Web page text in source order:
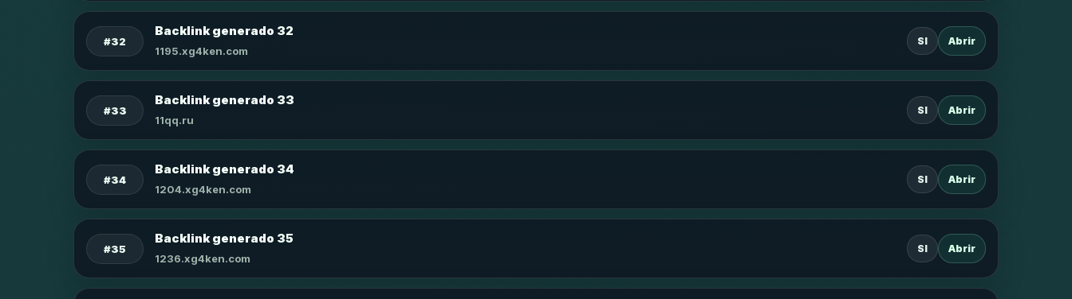
#32
Backlink generado 32
1195.xg4ken.com
SI Abrir
#33
Backlink generado 33
11qq.ru
SI Abrir
#34
Backlink generado 34
1204.xg4ken.com
SI Abrir
#35
Backlink generado 35
1236.xg4ken.com
SI Abrir